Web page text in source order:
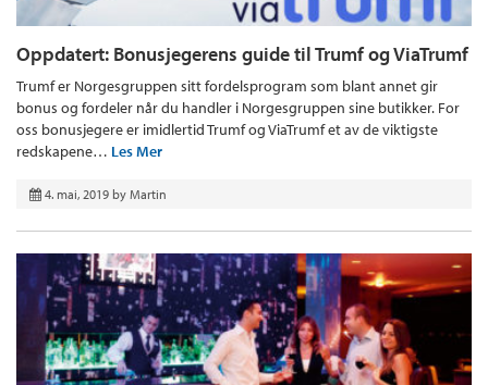
Oppdatert: Bonusjegerens guide til Trumf og ViaTrumf
Trumf er Norgesgruppen sitt fordelsprogram som blant annet gir
bonus og fordeler når du handler i Norgesgruppen sine butikker. For
oss bonusjegere er imidlertid Trumf og ViaTrumf et av de viktigste
redskapene… Les Mer
4. mai, 2019 by Martin